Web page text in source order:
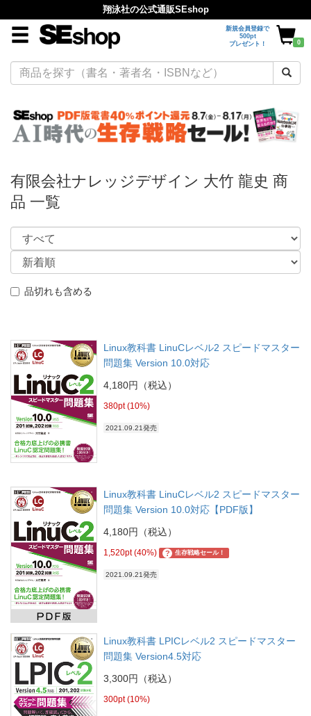
翔泳社の公式通販SEshop
新規会員登録で
500pt
プレゼント！
0
有限会社ナレッジデザイン 大竹 龍史 商
品 一覧
品切れも含める
Linux教科書 LinuCレベル2 スピードマスター
問題集 Version 10.0対応
4,180円（税込）
380pt (10%)
2021.09.21発売
Linux教科書 LinuCレベル2 スピードマスター
問題集 Version 10.0対応【PDF版】
4,180円（税込）
1,520pt (40%) ? 生存戦略セール！
2021.09.21発売
Linux教科書 LPICレベル2 スピードマスター
問題集 Version4.5対応
3,300円（税込）
300pt (10%)